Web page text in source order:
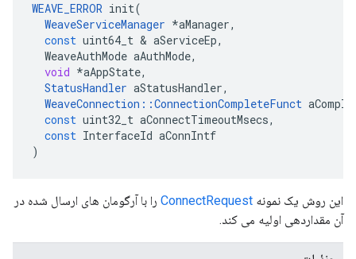
WEAVE_ERROR init(
WeaveServiceManager *aManager,
const uint64_t & aServiceEp,
WeaveAuthMode aAuthMode,
void *aAppState,
StatusHandler aStatusHandler,
WeaveConnection ::ConnectionCompleteFunct
const uint32_t aConnectTimeoutMsecs,
const InterfaceId aConnIntf
)
این روش یک نمونه ConnectRequest را با آرگومان های ارسال شده در
آن مقداردهی اولیه می کند.